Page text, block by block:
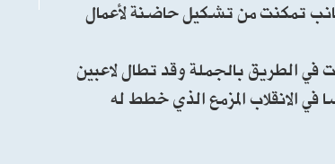
تمكنت من تشكيل حاضنة لأعمال
الطريق بالجملة وقد تطال لاعبين
الانقلاب المزمع الذي خطط له